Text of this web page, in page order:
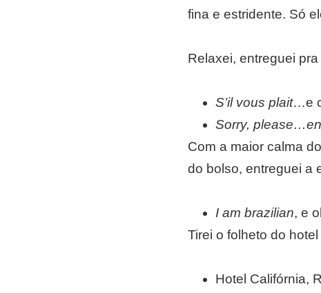
fina e estridente. Só
Relaxei, entreguei
S’il vous plait…e
Sorry,
Com a maior calma
do bolso, entreguei a
I am brazilian, e
Tirei o folheto do
Hotel Califórnia,